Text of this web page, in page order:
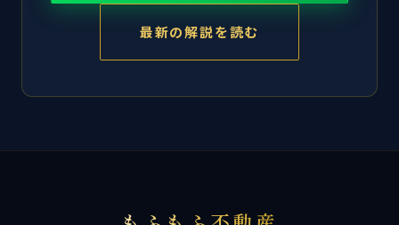
最新の解説を読む